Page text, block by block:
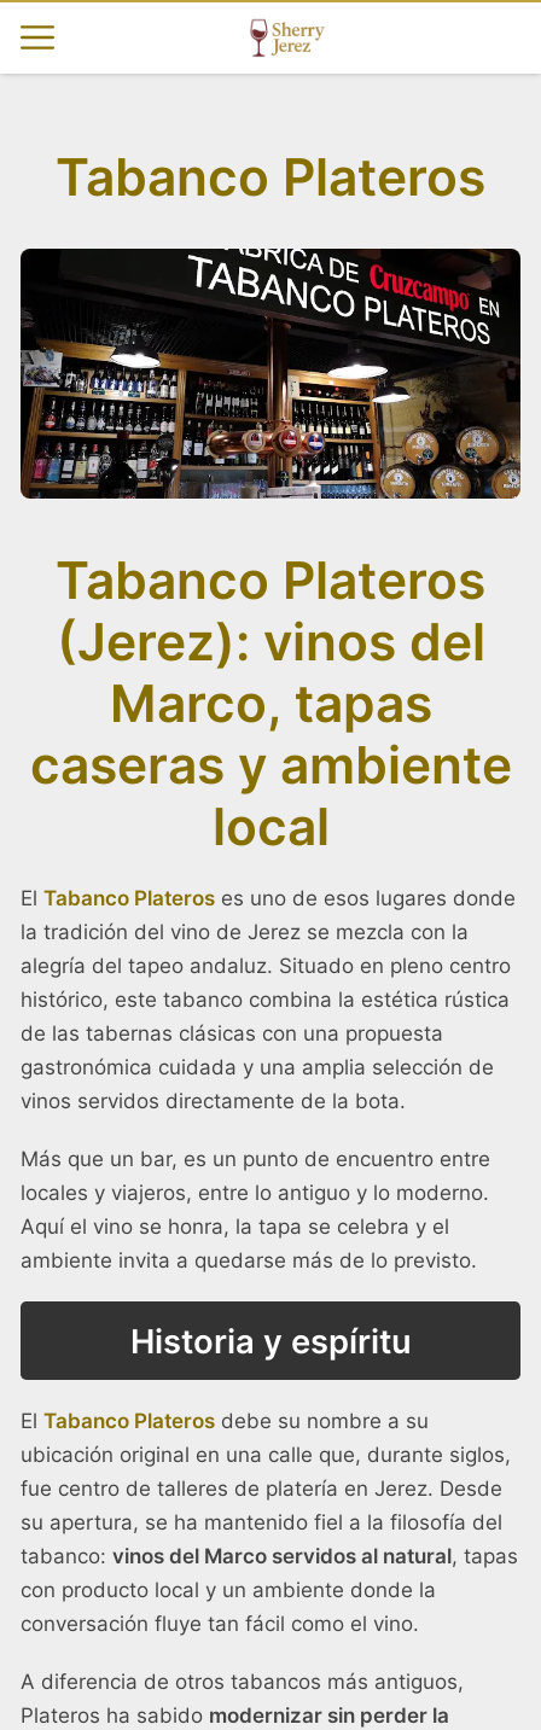
Tabanco Plateros
Tabanco Plateros
(Jerez): vinos del
Marco, tapas
caseras y ambiente
local
El Tabanco Plateros es uno de esos lugares donde
la tradición del vino de Jerez se mezcla con la
alegría del tapeo andaluz. Situado en pleno centro
histórico, este tabanco combina la estética rústica
de las tabernas clásicas con una propuesta
gastronómica cuidada y una amplia selección de
vinos servidos directamente de la bota.
Más que un bar, es un punto de encuentro entre
locales y viajeros, entre lo antiguo y lo moderno.
Aquí el vino se honra, la tapa se celebra y el
ambiente invita a quedarse más de lo previsto.
Historia y espíritu
El Tabanco Plateros debe su nombre a su
ubicación original en una calle que, durante siglos,
fue centro de talleres de platería en Jerez. Desde
su apertura, se ha mantenido fiel a la filosofía del
tabanco: vinos del Marco servidos al natural, tapas
con producto local y un ambiente donde la
conversación fluye tan fácil como el vino.
A diferencia de otros tabancos más antiguos,
Plateros ha sabido modernizar sin perder la